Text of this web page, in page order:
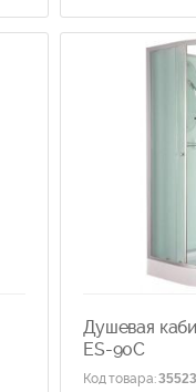
Душевая
ES-90C
Код товара:35523